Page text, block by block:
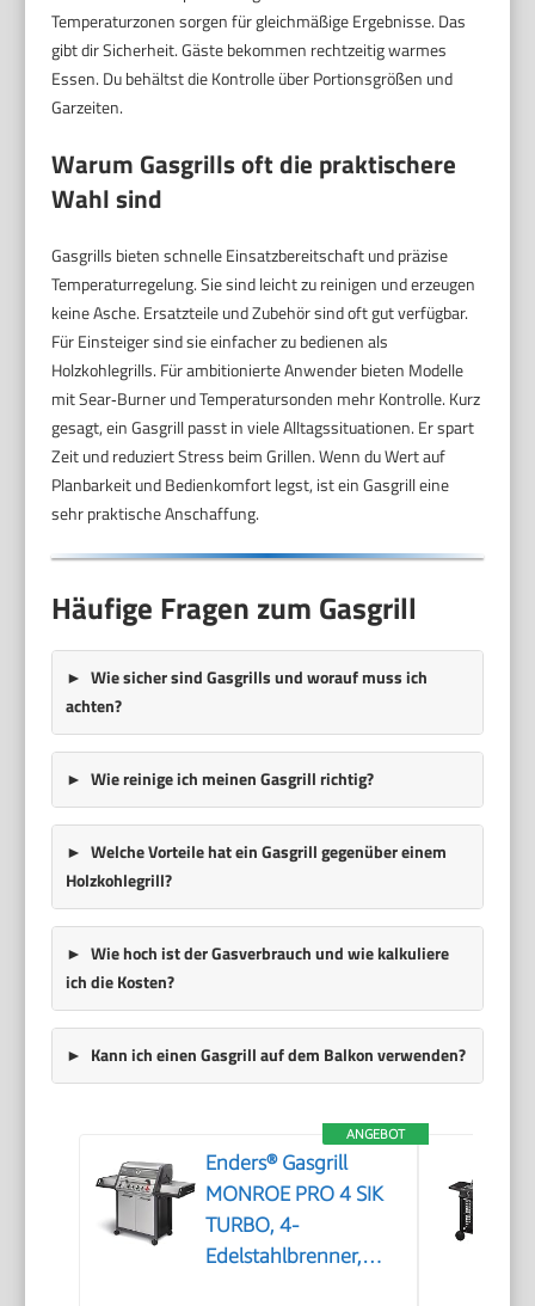
Temperaturzonen sorgen für gleichmäßige Ergebnisse. Das
gibt dir Sicherheit. Gäste bekommen rechtzeitig warmes
Essen. Du behältst die Kontrolle über Portionsgrößen und
Garzeiten.
Warum Gasgrills oft die praktischere
Wahl sind
Gasgrills bieten schnelle Einsatzbereitschaft und präzise
Temperaturregelung. Sie sind leicht zu reinigen und erzeugen
keine Asche. Ersatzteile und Zubehör sind oft gut verfügbar.
Für Einsteiger sind sie einfacher zu bedienen als
Holzkohlegrills. Für ambitionierte Anwender bieten Modelle
mit Sear‑Burner und Temperatursonden mehr Kontrolle. Kurz
gesagt, ein Gasgrill passt in viele Alltagssituationen. Er spart
Zeit und reduziert Stress beim Grillen. Wenn du Wert auf
Planbarkeit und Bedienkomfort legst, ist ein Gasgrill eine
sehr praktische Anschaffung.
Häufige Fragen zum Gasgrill
Wie sicher sind Gasgrills und worauf muss ich
achten?
Wie reinige ich meinen Gasgrill richtig?
Welche Vorteile hat ein Gasgrill gegenüber einem
Holzkohlegrill?
Wie hoch ist der Gasverbrauch und wie kalkuliere
ich die Kosten?
Kann ich einen Gasgrill auf dem Balkon verwenden?
ANGEBOT
Enders® Gasgrill
MONROE PRO 4 SIK
TURBO, 4-
Edelstahlbrenner,